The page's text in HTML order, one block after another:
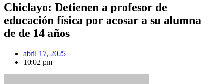
Chiclayo: Detienen a profesor de
educación física por acosar a su alumna
de de 14 años
abril 17, 2025
10:02 pm